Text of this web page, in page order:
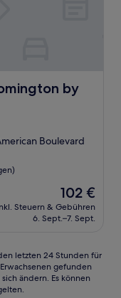
by
by Mall of America
Boulevard
Der
Preis
beträgt
102 €
Steuern & Gebühren
6. Sept.–7. Sept.
letzten 24 Stunden für
gefunden
ändern. Es können